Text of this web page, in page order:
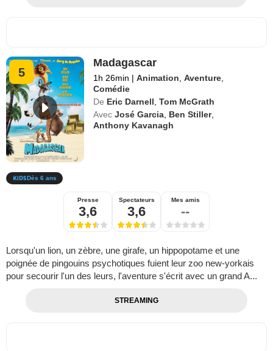
5
Madagascar
1h 26min | Animation ,Aventure
Comédie
De Eric Darnell ,Tom McGrath
Avec José Garcia Ben Stiller,
Anthony Kavanagh
Dès 6 ans
Presse
3,6
Spectateurs
3,6
Mes amis
--
Lorsqu'un lion, un zèbre, une girafe, un hippopotame et une
poignée de pingouins psychotiques fuient leur zoo new-yorkais
pour secourir l'un des leurs, l'aventure s'écrit avec un grand A...
STREAMING